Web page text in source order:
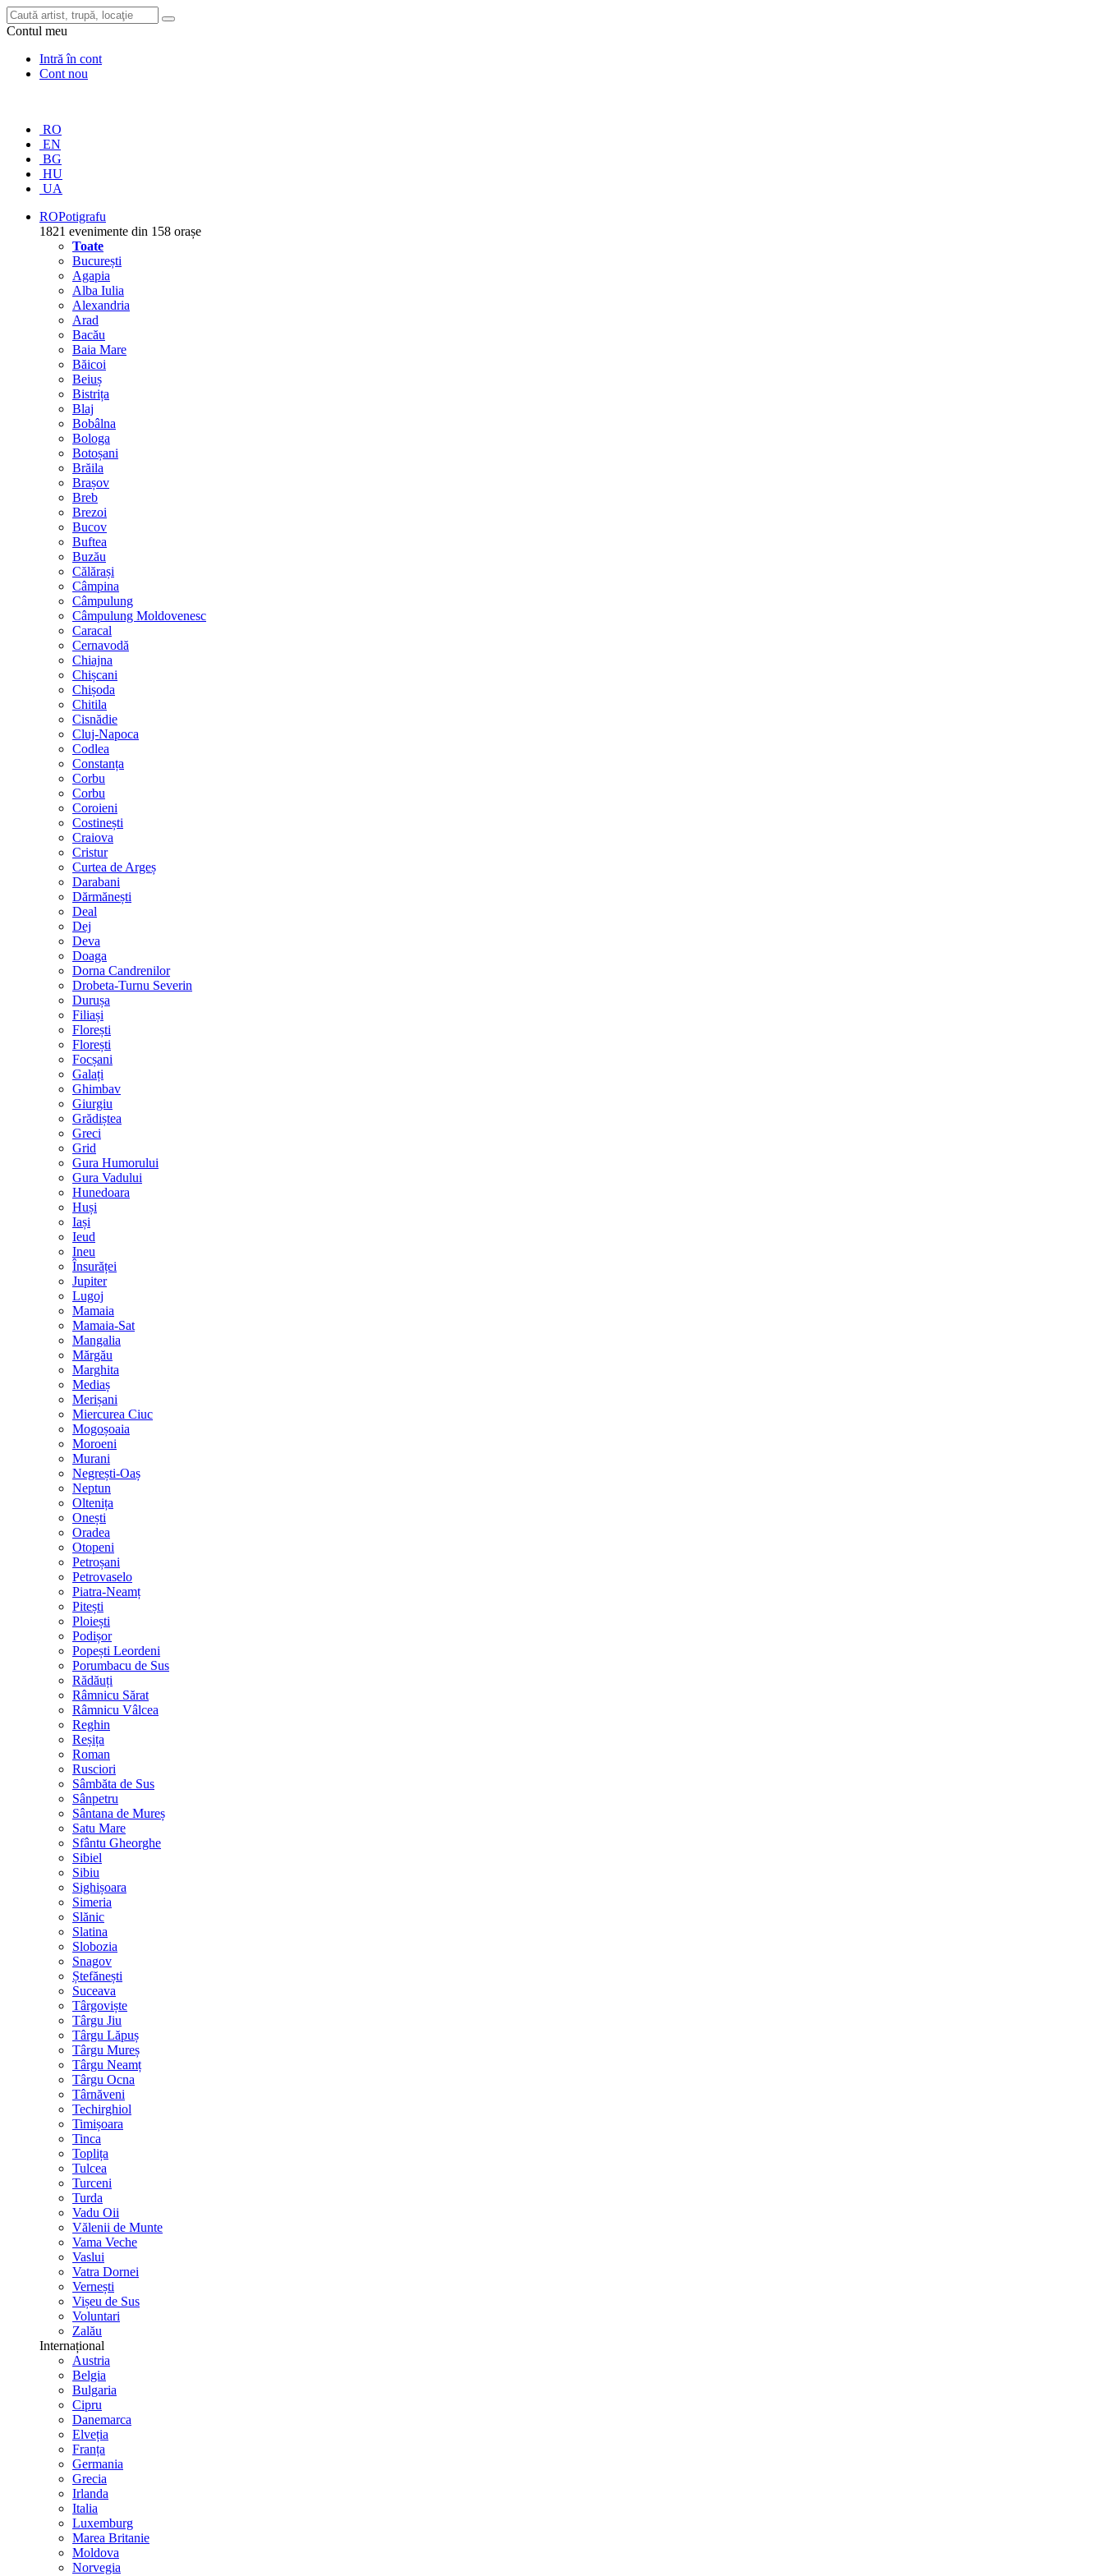
Contul meu
Intră în cont
Cont nou
RO
EN
BG
HU
UA
ROPotigrafu
1821 evenimente din 158 orașe
Toate
București
Agapia
Alba Iulia
Alexandria
Arad
Bacău
Baia Mare
Băicoi
Beiuș
Bistrița
Blaj
Bobâlna
Bologa
Botoșani
Brăila
Brașov
Breb
Brezoi
Bucov
Buftea
Buzău
Călărași
Câmpina
Câmpulung
Câmpulung Moldovenesc
Caracal
Cernavodă
Chiajna
Chișcani
Chișoda
Chitila
Cisnădie
Cluj-Napoca
Codlea
Constanța
Corbu
Corbu
Coroieni
Costinești
Craiova
Cristur
Curtea de Argeș
Darabani
Dărmănești
Deal
Dej
Deva
Doaga
Dorna Candrenilor
Drobeta-Turnu Severin
Durușa
Filiași
Florești
Florești
Focșani
Galați
Ghimbav
Giurgiu
Grădiștea
Greci
Grid
Gura Humorului
Gura Vadului
Hunedoara
Huși
Iași
Ieud
Ineu
Însurăței
Jupiter
Lugoj
Mamaia
Mamaia-Sat
Mangalia
Mărgău
Marghita
Mediaș
Merișani
Miercurea Ciuc
Mogoșoaia
Moroeni
Murani
Negrești-Oaș
Neptun
Oltenița
Onești
Oradea
Otopeni
Petroșani
Petrovaselo
Piatra-Neamț
Pitești
Ploiești
Podișor
Popești Leordeni
Porumbacu de Sus
Rădăuți
Râmnicu Sărat
Râmnicu Vâlcea
Reghin
Reșița
Roman
Rusciori
Sâmbăta de Sus
Sânpetru
Sântana de Mureș
Satu Mare
Sfântu Gheorghe
Sibiel
Sibiu
Sighișoara
Simeria
Slănic
Slatina
Slobozia
Snagov
Ștefănești
Suceava
Târgoviște
Târgu Jiu
Târgu Lăpuș
Târgu Mureș
Târgu Neamț
Târgu Ocna
Târnăveni
Techirghiol
Timișoara
Tinca
Toplița
Tulcea
Turceni
Turda
Vadu Oii
Vălenii de Munte
Vama Veche
Vaslui
Vatra Dornei
Vernești
Vișeu de Sus
Voluntari
Zalău
Internațional
Austria
Belgia
Bulgaria
Cipru
Danemarca
Elveția
Franța
Germania
Grecia
Irlanda
Italia
Luxemburg
Marea Britanie
Moldova
Norvegia